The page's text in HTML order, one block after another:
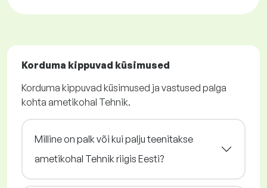
Korduma kippuvad küsimused
Korduma kippuvad küsimused ja vastused palga
kohta ametikohal Tehnik.
Milline on palk või kui palju teenitakse
ametikohal Tehnik riigis Eesti?